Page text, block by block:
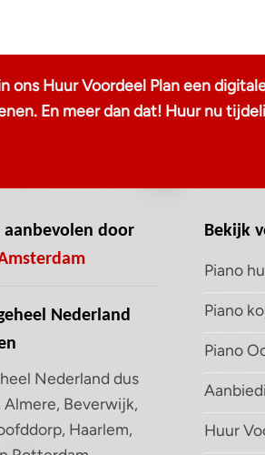
Huur Voordeel Plan een
En meer dan dat! Huur nu
door
Nederland
Nederland dus
Beverwijk,
Haarlem,
Bekijk
Piano
Piano
Piano
Huur